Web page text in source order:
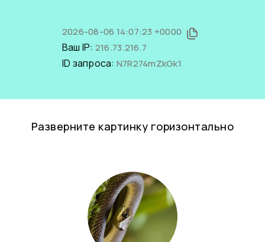
2026-08-06 14:07:23 +0000
Ваш IP: 216.73.216.7
ID запроса: N7R274mZkGk1
Разверните картинку горизонтально